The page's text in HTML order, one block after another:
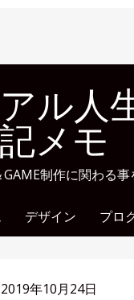
ル人
メモ
制作に関わる事
デザイン プロ
投
2019年10月24日